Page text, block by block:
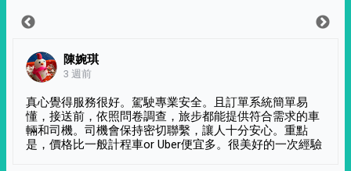
陳婉琪
3 週前
真心覺得服務很好。駕駛專業安全。且訂單系統簡單易
懂，接送前，依照問卷調查，旅步都能提供符合需求的車
輛和司機。司機會保持密切聯繫，讓人十分安心。重點
是，價格比一般計程車or Uber便宜多。很美好的一次經驗